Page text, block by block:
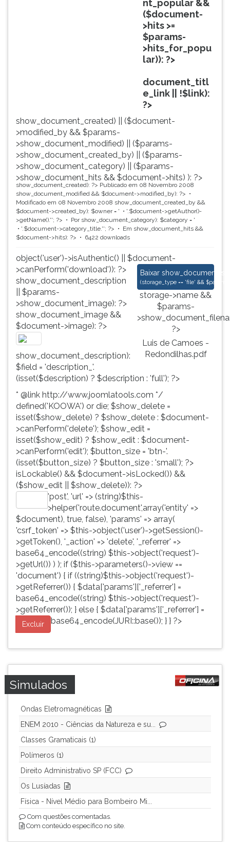
nt_popular &&
($document-
>hits >=
$params-
>hits_for_popu
lar)): ?>
document_titl
e_link || !$link):
?>
show_document_created) || ($document-
>modified_by && $params-
>show_document_modified) || ($params-
>show_document_created_by) || ($params-
>show_document_category) || ($params-
>show_document_hits && $document->hits) ): ?>
show_document_created): ?> Publicado em 08 Novembro 2008
show_document_modified && $document->modified_by): ?>
Modificado em 08 Novembro 2008 show_document_created_by &&
$document->created_by): $owner = '
'.$document->getAuthor()-
>getName().''; ?> Por show_document_category): $category = '
'.$document->category_title.''; ?> Em show_document_hits &&
$document->hits): ?>
6422 downloads
object('user')->isAuthentic() || $document-
>canPerform('download')): ?>
Baixar Luis de Camoes -
(storage_type == 'file' &&
storage->name &&
$params-
?>
Luis de Camoes -
Redondilhas.pdf
show_document_description
|| $params-
>show_document_image): ?>
show_document_image &&
$document->image): ?>
show_document_description):
$field = 'description_'.
(isset($description) ? $description : 'full'); ?>
* @link http://www.joomlatools.com */
defined('KOOWA') or die; $show_delete =
isset($show_delete) ? $show_delete : $document-
>canPerform('delete'); $show_edit =
isset($show_edit) ? $show_edit : $document-
>canPerform('edit'); $button_size = 'btn-'.
(isset($button_size) ? $button_size : 'small'); ?>
isLockable() && $document->isLocked()) &&
($show_edit || $show_delete)): ?>
'post', 'url' => (string)$this-
>helper('route.document',array('entity' =>
$document), true, false), 'params' => array(
'csrf_token' => $this->object('user')->getSession()-
>getToken(), '_action' => 'delete', '_referrer' =>
base64_encode((string) $this->object('request')-
>getUrl()) ) ); if ($this->parameters()->view ==
'document') { if ((string)$this->object('request')-
>getReferrer()) { $data['params']['_referrer'] =
base64_encode((string) $this->object('request')-
>getReferrer()); } else { $data['params']['_referrer'] =
base64_encode(JURI::base()); } } ?>
Excluir
Simulados
Ondas Eletromagnéticas
ENEM 2010 - Ciências da Natureza e su...
Classes Gramaticais (1)
Polímeros (1)
Direito Administrativo SP (FCC)
Os Lusíadas
Física - Nível Médio para Bombeiro Mi...
Com questões comentadas.
Com conteúdo específico no site.